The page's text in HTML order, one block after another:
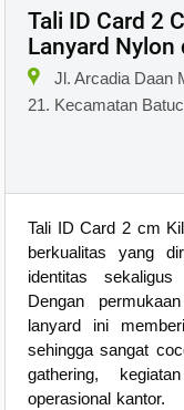
Tali ID Card 2
Lanyard Nylon
Jl. Arcadia Daan
21. Kecamatan
Tali ID Card 2 cm
berkualitas yang
identitas
Dengan
lanyard ini
sehingga sangat
gathering,
operasional kantor.